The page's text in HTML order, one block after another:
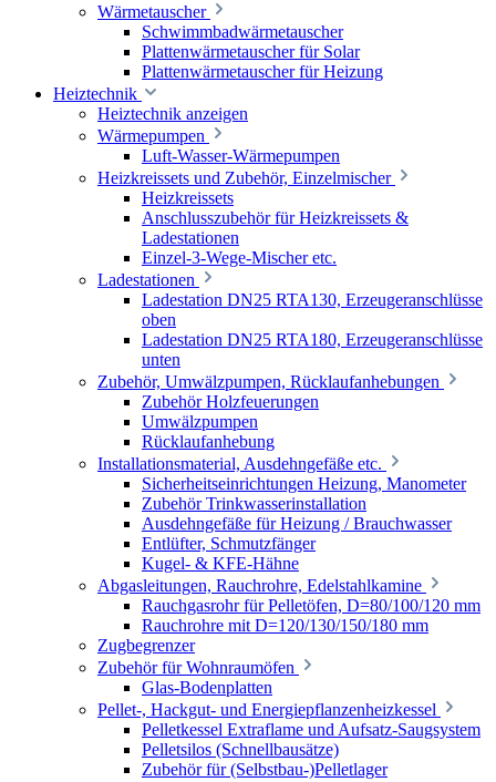
Wärmetauscher
Schwimmbadwärmetauscher
Plattenwärmetauscher für Solar
Plattenwärmetauscher für Heizung
Heiztechnik
Heiztechnik anzeigen
Wärmepumpen
Luft-Wasser-Wärmepumpen
Heizkreissets und Zubehör, Einzelmischer
Heizkreissets
Anschlusszubehör für Heizkreissets &
Ladestationen
Einzel-3-Wege-Mischer etc.
Ladestationen
Ladestation DN25 RTA130, Erzeugeranschlüsse
oben
Ladestation DN25 RTA180, Erzeugeranschlüsse
unten
Zubehör, Umwälzpumpen, Rücklaufanhebungen
Zubehör Holzfeuerungen
Umwälzpumpen
Rücklaufanhebung
Installationsmaterial, Ausdehngefäße etc.
Sicherheitseinrichtungen Heizung, Manometer
Zubehör Trinkwasserinstallation
Ausdehngefäße für Heizung / Brauchwasser
Entlüfter, Schmutzfänger
Kugel- & KFE-Hähne
Abgasleitungen, Rauchrohre, Edelstahlkamine
Rauchgasrohr für Pelletöfen, D=80/100/120 mm
Rauchrohre mit D=120/130/150/180 mm
Zugbegrenzer
Zubehör für Wohnraumöfen
Glas-Bodenplatten
Pellet-, Hackgut- und Energiepflanzenheizkessel
Pelletkessel Extraflame und Aufsatz-Saugsystem
Pelletsilos (Schnellbausätze)
Zubehör für (Selbstbau-)Pelletlager